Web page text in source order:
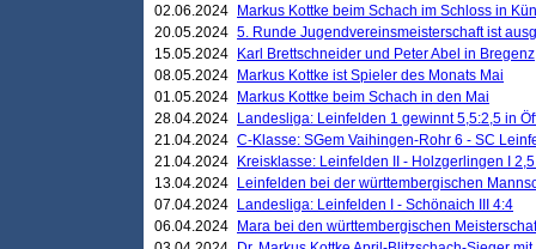
02.06.2024
Markus Kottke beim Schach im Schloss in
20.05.2024 5. Runde Jugendvereinsmeisterschaft ist
15.05.2024
Karl Brettschneider und Peter Abel in Bregenz
08.05.2024
Markus Kottke ist Spieler des Monats Mai
01.05.2024
Markus Kottke beim Schach in den Mai
28.04.2024
Landesliga: Leinfelden 1 gewinnt 5,5:2,5 in
21.04.2024 C-Klasse: SGem Vaihingen-Rohr 6 - SC
21.04.2024
Kreisklasse: Leinfelden II - Holzgerlingen I
13.04.2024
Leinfelden bei der württembergischen
07.04.2024
Landesliga: Leinfelden I - Schönaich III 4:4
06.04.2024
Mara bei den württembergischen